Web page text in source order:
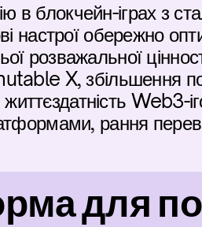
блокчейн-іграх з
настрої обережно
розважальної
X, збільшення
Web3-
рання
для